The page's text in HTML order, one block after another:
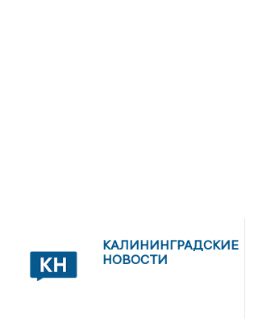
КАЛИНИНГРАДСКИЕ
НОВОСТИ